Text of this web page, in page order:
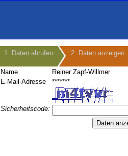
1. Daten abrufen 2. Daten anzeigen
Name
Reiner Zapf-Willmer
E-Mail-Adresse
*******
Sicherheitscode: